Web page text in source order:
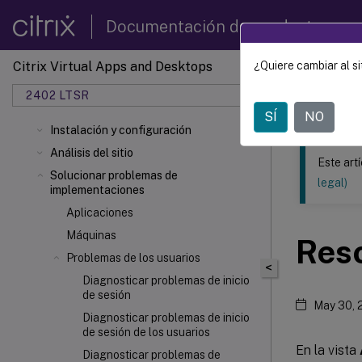
Documentación de productos
Citrix Virtual Apps and Desktops
2402 LTSR
Instalación y configuración
Análisis del sitio
Solucionar problemas de
implementaciones
Aplicaciones
Máquinas
Problemas de los usuarios
Diagnosticar problemas de inicio
de sesión
Diagnosticar problemas de inicio
de sesión de los usuarios
Diagnosticar problemas de
Este
Citrix
<
Este
legal)
May 30,
En la vista
¿Quiere cambiar al
SÍ NO